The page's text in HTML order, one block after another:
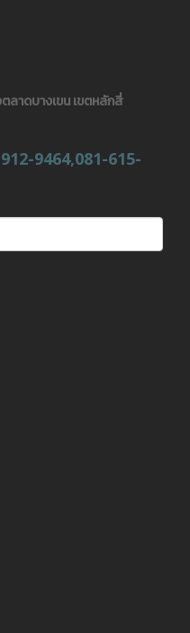
ลาดบางเขน เขตหลักสี่
9464,081-615-